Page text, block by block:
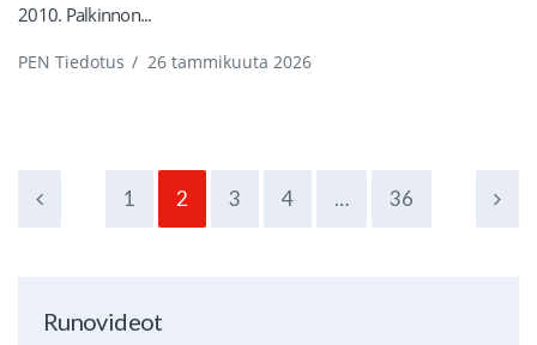
2010. Palkinnon...
PEN Tiedotus / 26 tammikuuta 2026
1 2 3 4 … 36
Runovideot